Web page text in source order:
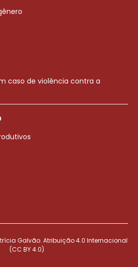
caso de violência contra a
Galvão. Atribuição 4.0 Internacional
(CC BY 4.0)